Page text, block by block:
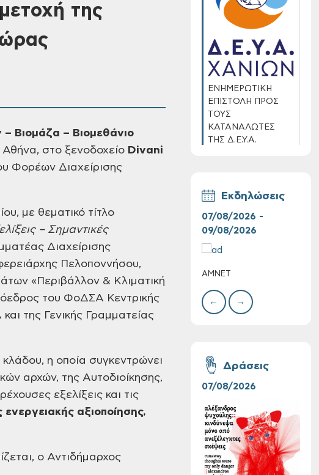
της
Βιομάζα – Βιομεθάνιο
Αθήνα, στο ξενοδοχείο Divani
Φορέων Διαχείρισης
με θεματικό τίτλο
– Σημαντικές
Διαχείρισης
Πελοποννήσου,
«Περιβάλλον & Κλιματική
του ΦοΔΣΑ Κεντρικής
της Γενικής Γραμματείας
κλάδου, η οποία συγκεντρώνει
αρχών, της Αυτοδιοίκησης,
εξελίξεις και τις
αξιοποίησης,
ο Αντιδήμαρχος
ΕΝΗΜΕΡΩΤΙΚΗ
ΕΠΙΣΤΟΛΗ ΠΡΟΣ
ΤΟΥΣ
ΚΑΤΑΝΑΛΩΤΕΣ
ΤΗΣ Δ.Ε.Υ.Α.
δωρεάν ξεναγήσεις
για ενήλικες στη
Δημοτική
Την Τρίτη 11/08
Εκδηλώσεις
07/08/2026 -
09/08/2026
ΑΜΝΕΤ
← →
Δράσεις
07/08/2026